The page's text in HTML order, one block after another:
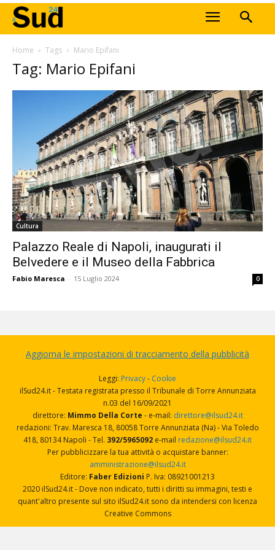
Home Tags Mario Epifani
Tag: Mario Epifani
Cultura
Palazzo Reale di Napoli, inaugurati il
Belvedere e il Museo della Fabbrica
Fabio Maresca - 15 Luglio 2024 0
Aggiorna le impostazioni di tracciamento della pubblicità
Leggi: Privacy- Cookie
ilSud24.it - Testata registrata presso il Tribunale di Torre Annunziata
n.03 del 16/09/2021
direttore: Mimmo Della Corte - e-mail: direttore@ilsud24.it
redazioni: Trav. Maresca 18, 80058 Torre Annunziata (Na) - Via Toledo
418, 80134 Napoli - Tel. 392/5965092 e-mail redazione@ilsud24.it
Per pubblicizzare la tua attività o acquistare banner:
amministrazione@ilsud24.it
Editore: Faber Edizioni P. Iva: 08921001213
2020 ilSud24.it - Dove non indicato, tutti i diritti su immagini, testi e
quant'altro presente sul sito ilSud24.it sono da intendersi con licenza
Creative Commons